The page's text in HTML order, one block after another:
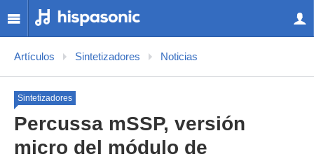
Artículos Sintetizadores Noticias
Sintetizadores
Percussa mSSP, versión
micro del módulo de